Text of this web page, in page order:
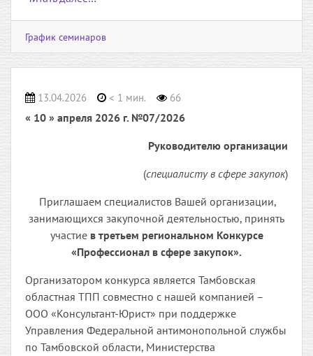
График семинаров
13.04.2026 < 1 мин. 66
« 10 » апреля 2026 г. №07/2026
Руководителю организации
(специалисту в сфере закупок)
Приглашаем специалистов Вашей организации,
занимающихся закупочной деятельностью, принять
участие в третьем региональном Конкурсе
«Профессионал в сфере закупок».
Организатором конкурса является Тамбовская
областная ТПП совместно с нашей компанией –
ООО «Консультант-Юрист» при поддержке
Управления Федеральной антимонопольной службы
по Тамбовской области, Министерства